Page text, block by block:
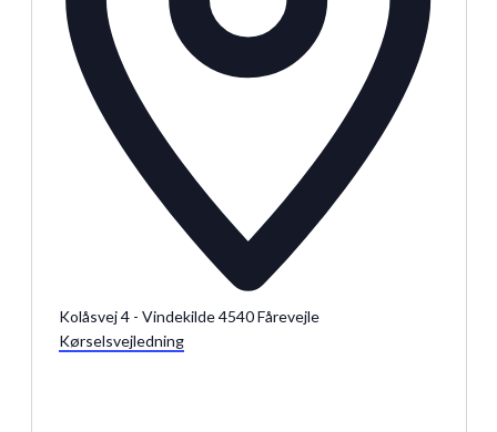
Kolåsvej 4 - Vindekilde 4540 Fårevejle
Kørselsvejledning